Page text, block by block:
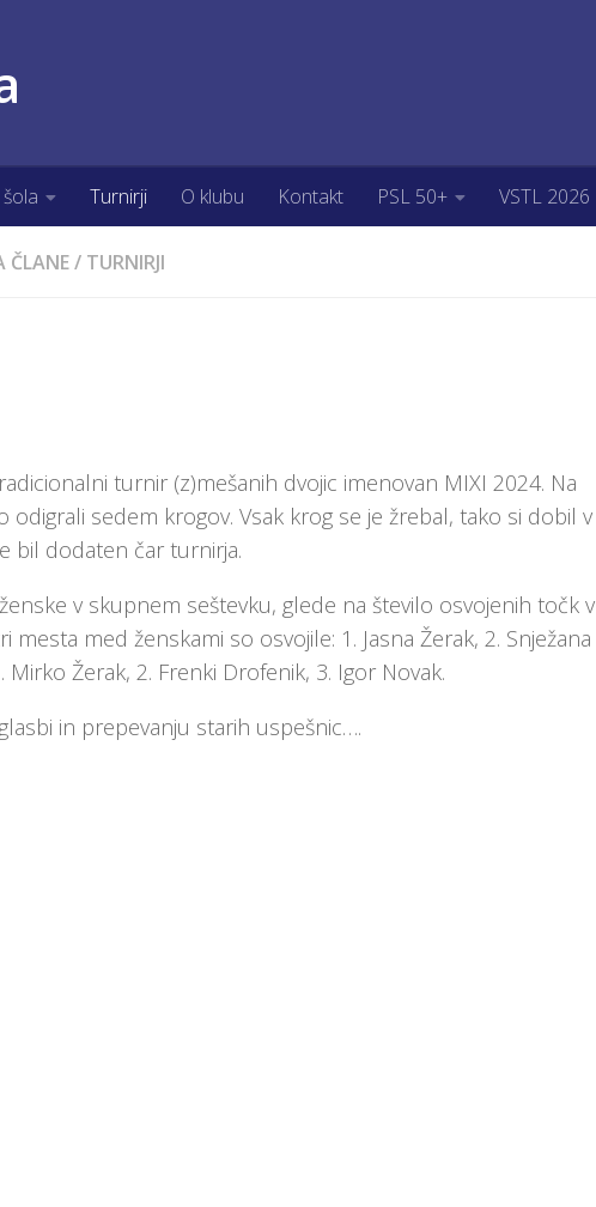
Turnirji O klubu Kontakt PSL 50+ VSTL 2026
ČLANE/ TURNIRJI
turnir (z)mešanih dvojic imenovan MIXI 2024. Na
sedem krogov. Vsak krog se je žrebal, tako si dobil v
bil dodaten čar turnirja.
v skupnem seštevku, glede na število osvojenih točk v
med ženskami so osvojile: 1. Jasna Žerak, 2. Snježana
Žerak, 2. Frenki Drofenik, 3. Igor Novak.
in prepevanju starih uspešnic….